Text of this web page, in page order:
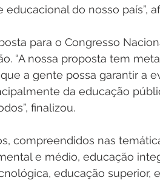
do nosso país”,
para o Congresso
“A nossa proposta tem
a gente possa garantir a
da educação
finalizou.
compreendidos nas
e médio, educação
educação superior,